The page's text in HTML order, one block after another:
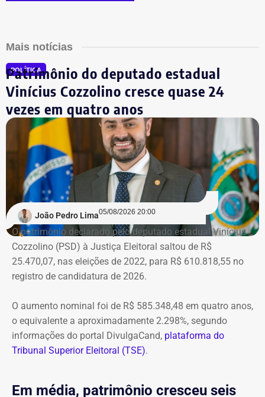
Mais notícias
POLÍTICA
Patrimônio do deputado estadual
Vinícius Cozzolino cresce quase 24
vezes em quatro anos
João Pedro Lima05/08/2026 20:00
O patrimônio declarado pelo deputado estadual Vinícius
Cozzolino (PSD) à Justiça Eleitoral saltou de R$
25.470,07, nas eleições de 2022, para R$ 610.818,55 no
registro de candidatura de 2026.
O aumento nominal foi de R$ 585.348,48 em quatro anos,
o equivalente a aproximadamente 2.298%, segundo
informações do portal DivulgaCand, plataforma do
Tribunal Superior Eleitoral (TSE).
Em média, patrimônio cresceu seis